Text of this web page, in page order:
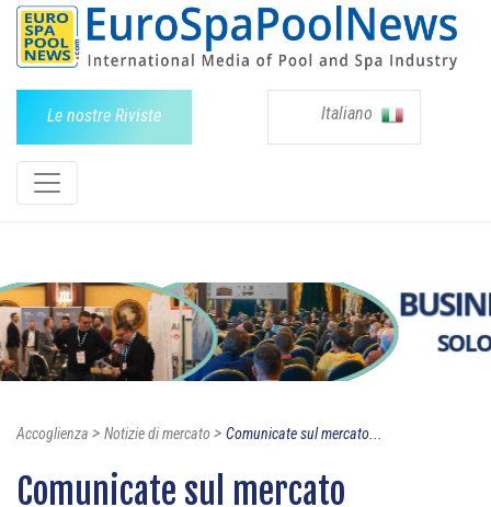
Le nostre Riviste Italiano
Accoglienza > Notizie di mercato > Comunicate sul mercato...
Comunicate sul mercato